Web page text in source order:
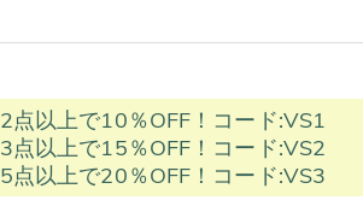
2点以上で10％OFF！コード:VS1
3点以上で15％OFF！コード:VS2
5点以上で20％OFF！コード:VS3